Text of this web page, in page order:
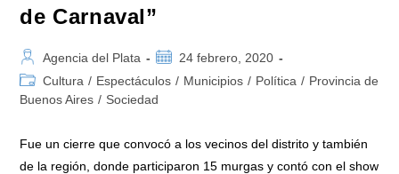
de Carnaval”
Autor
de
la
Agencia del Plata
Publicación
de
la
24 febrero, 2020
Categoría
de
Cultura / Espectáculos / Municipios / Política / Provincia de
Buenos Aires / Sociedad
Fue un cierre que convocó a los vecinos del distrito y también
de la región, donde participaron 15 murgas y contó con el show